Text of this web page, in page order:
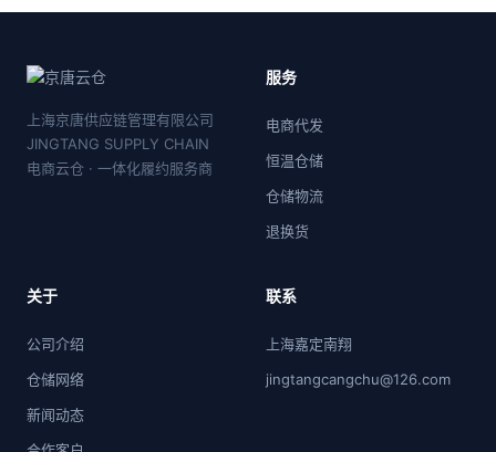
上海京唐供应链管理有限公司
JINGTANG SUPPLY CHAIN
电商云仓 · 一体化履约服务商
服务
电商代发
恒温仓储
仓储物流
退换货
关于
公司介绍
仓储网络
新闻动态
联系
上海嘉定南翔
jingtangcangchu@126.com